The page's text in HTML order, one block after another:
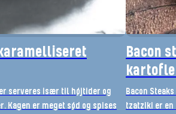
serveres især til højtider og
Kagen er meget sød og spises
Bacon
Bacon
tzatziki er